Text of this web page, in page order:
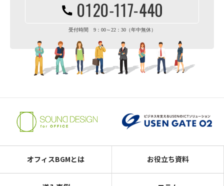
受付時間 9：00～22：30（年中無休）
オフィスBGMとは お役立ち資料